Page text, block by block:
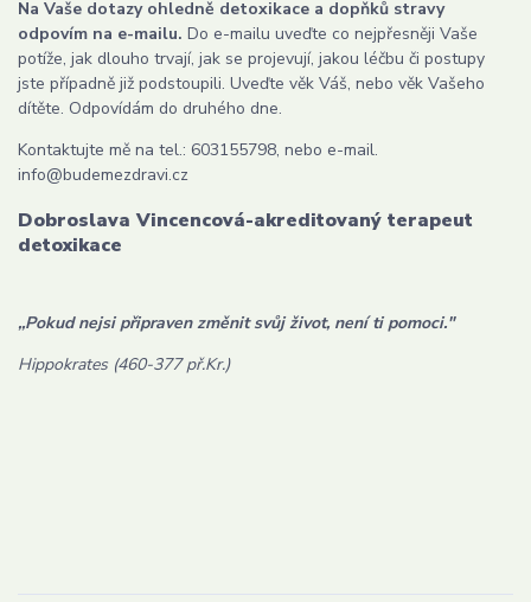
Na Vaše dotazy ohledně detoxikace a dopňků stravy
odpovím na e-mailu. Do e-mailu uveďte co nejpřesněji Vaše
potíže, jak dlouho trvají, jak se projevují, jakou léčbu či postupy
jste případně již podstoupili. Uveďte věk Váš, nebo věk Vašeho
dítěte. Odpovídám do druhého dne.
Kontaktujte mě na tel.: 603155798, nebo e-mail.
info@budemezdravi.cz
Dobroslava Vincencová-akreditovaný terapeut
detoxikace
,,Pokud nejsi připraven změnit svůj život, není ti pomoci."
Hippokrates (460-377 př.Kr.)